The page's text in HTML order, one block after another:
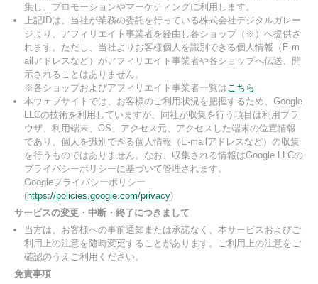
集し、プロモーションやマーケティングに利用します。
上記IDは、当社が業務の委託を行っている株式会社デジタルガレー
ジより、アフィリエイト事業者を経由し各ショップ（※）へ提供さ
れます。ただし、当社よりお客様個人を識別できる個人情報（E-m
ailアドレスなど）がアフィリエイト事業者や各ショップへ伝送、開
示されることはありません。
※各ショップおよびアフィリエイト事業者一覧はこちら
本ウェブサイトでは、お客様のご利用状況を把握するため、Google
LLCの技術を利用していますが、同社が収集を行う項目は利用ブラ
ウザ、利用端末、OS、アクセス元、アクセスした端末の位置情報
であり、個人を識別できる個人情報（E-mailアドレスなど）の収集
を行うものではありません。なお、収集される情報はGoogle LLCの
プライバシーポリシーに基づいて管理されます。
Googleプライバシーポリシー
(https://policies.google.com/privacy)
サービスの変更・中断・終了につきまして
当方は、お客様への事前通知または承諾なく、本サービスおよびご
利用上の注意を随時変更することがあります。ご利用上の注意をご
確認のうえご利用ください。
免責事項